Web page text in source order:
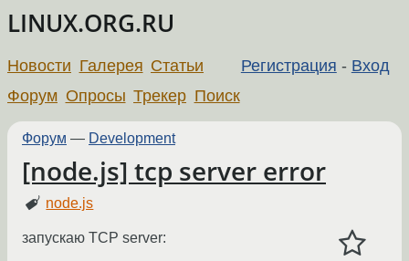
LINUX.ORG.RU
Регистрация - Вход
Новости Галерея Статьи
Форум Опросы Трекер Поиск
Форум — Development
[node.js] tcp server error
node.js
запускаю TCP server: